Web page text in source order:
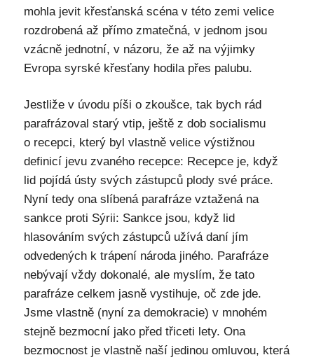
mohla jevit křesťanská scéna v této zemi velice
rozdrobená až přímo zmatečná, v jednom jsou
vzácně jednotní, v názoru, že až na výjimky
Evropa syrské křesťany hodila přes palubu.
Jestliže v úvodu píši o zkoušce, tak bych rád
parafrázoval starý vtip, ještě z dob socialismu
o recepci, který byl vlastně velice výstižnou
definicí jevu zvaného recepce: Recepce je, když
lid pojídá ústy svých zástupců plody své práce.
Nyní tedy ona slíbená parafráze vztažená na
sankce proti Sýrii: Sankce jsou, když lid
hlasováním svých zástupců užívá daní jím
odvedených k trápení národa jiného. Parafráze
nebývají vždy dokonalé, ale myslím, že tato
parafráze celkem jasně vystihuje, oč zde jde.
Jsme vlastně (nyní za demokracie) v mnohém
stejně bezmocní jako před třiceti lety. Ona
bezmocnost je vlastně naší jedinou omluvou, která